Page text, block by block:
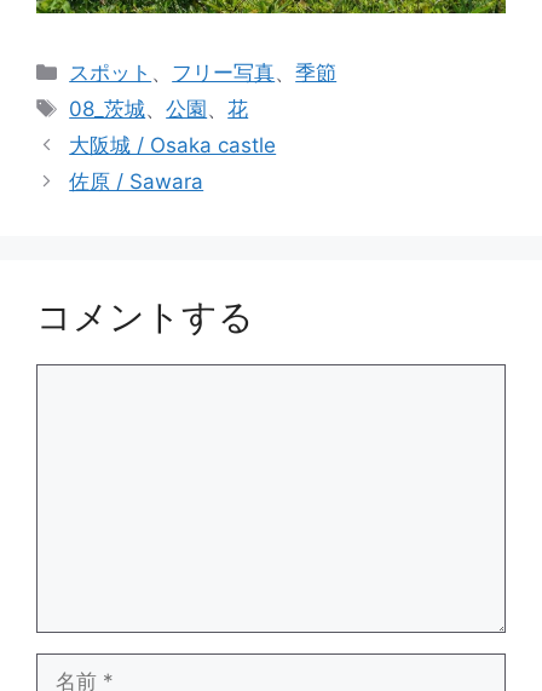
カ
テ
リ
ー
スポット 、 フリー写真、季節
タ
グ
08_茨城、公園、花
大阪城 / Osaka castle
佐原 / Sawara
コメントする